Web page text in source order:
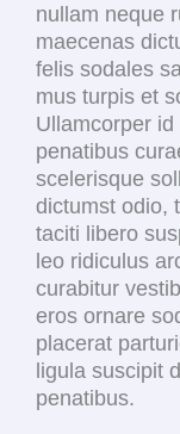
nullam neque
maecenas
felis sodales
mus turpis et
Ullamcorper
penatibus
scelerisque
dictumst odio,
taciti libero
leo ridiculus
curabitur
eros ornare
placerat
ligula suscipit
penatibus.